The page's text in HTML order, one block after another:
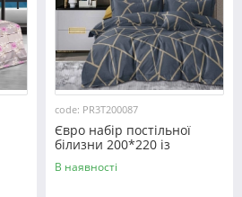
code: PR3T200087
Євро набір постільної
білизни 200*220 із
полікотону №200087
Черешенька™
В наявності